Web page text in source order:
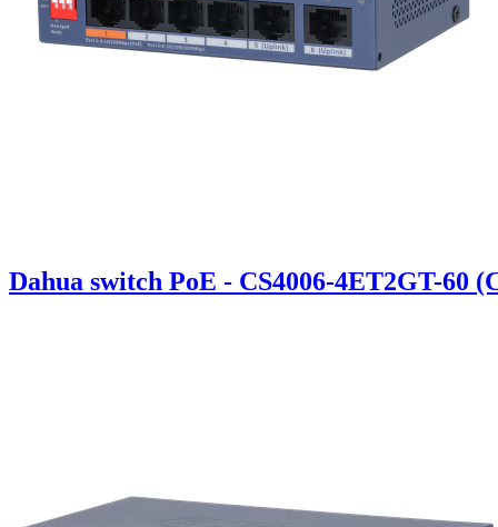
Dahua switch PoE - CS4006-4ET2GT-60